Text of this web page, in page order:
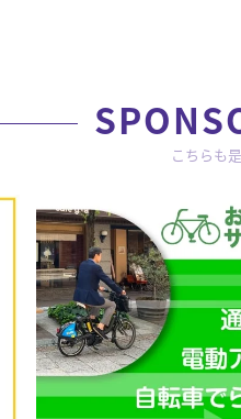
こちらも